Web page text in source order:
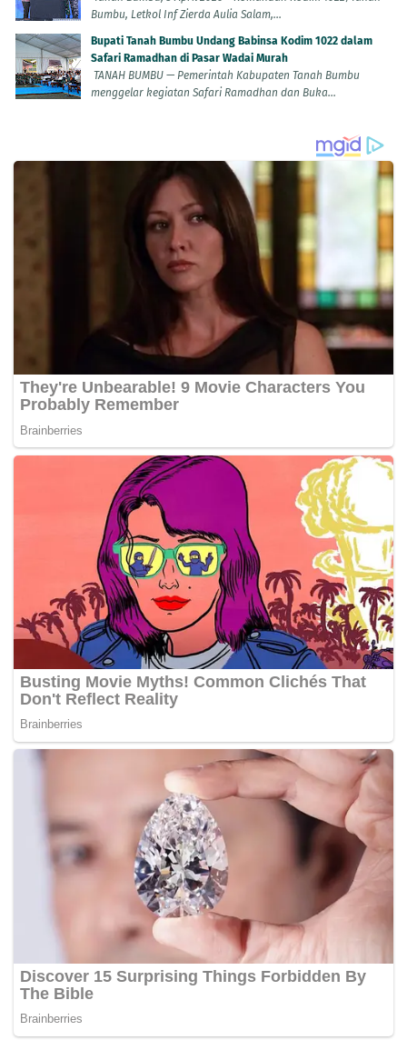
Bumbu, Letkol Inf Zierda Aulia Salam,...
Bupati Tanah Bumbu Undang Babinsa Kodim 1022 dalam
Safari Ramadhan di Pasar Wadai Murah
TANAH BUMBU — Pemerintah Kabupaten Tanah Bumbu
menggelar kegiatan Safari Ramadhan dan Buka...